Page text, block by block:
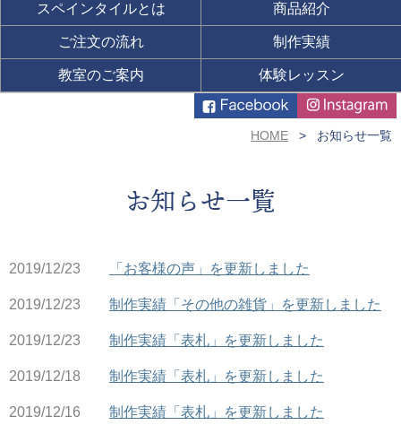
スペインタイルとは 商品紹介
ご注文の流れ 制作実績
教室のご案内 体験レッスン
HOME お知らせ一覧
お知らせ一覧
2019/12/23 「お客様の声」を更新しました
2019/12/23 制作実績「その他の雑貨」を更新しました
2019/12/23 制作実績「表札」を更新しました
2019/12/18 制作実績「表札」を更新しました
2019/12/16 制作実績「表札」を更新しました